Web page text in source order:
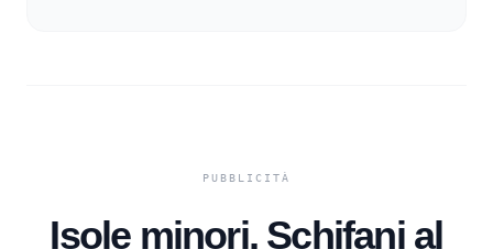
Isole minori, Schifani al